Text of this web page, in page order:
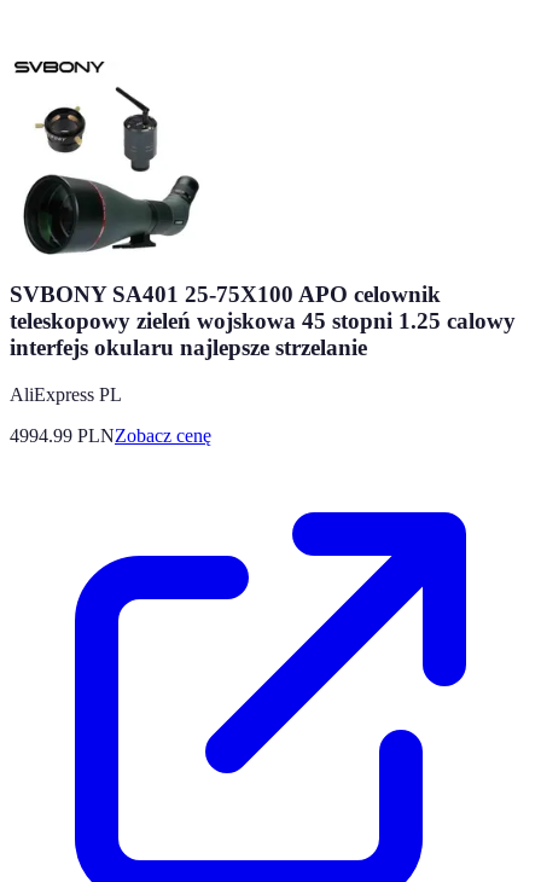
SVBONY SA401 25-75X100 APO celownik
teleskopowy zieleń wojskowa 45 stopni 1.25 calowy
interfejs okularu najlepsze strzelanie
AliExpress PL
4994.99 PLNZobacz cenę